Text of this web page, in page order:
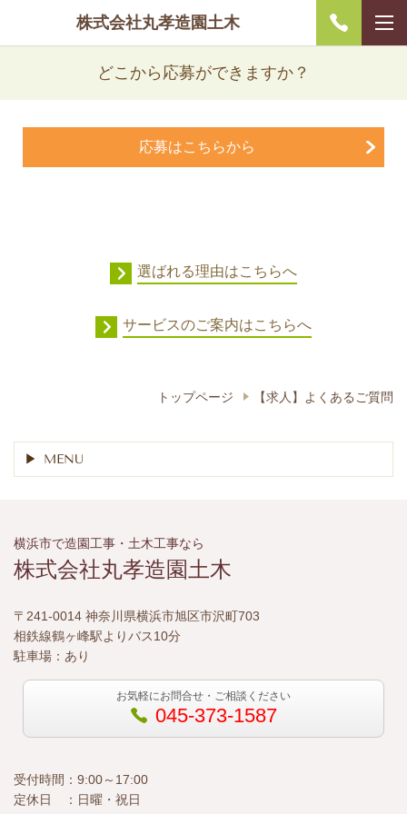
株式会社丸孝造園土木
どこから応募ができますか？
応募はこちらから
選ばれる理由はこちらへ
サービスのご案内はこちらへ
トップページ 【求人】よくあるご質問
MENU
横浜市で造園工事・土木工事なら
株式会社丸孝造園土木
〒241-0014 神奈川県横浜市旭区市沢町703
相鉄線鶴ヶ峰駅よりバス10分
駐車場：あり
お気軽にお問合せ・ご相談ください
045-373-1587
受付時間：9:00～17:00
定休日 ：日曜・祝日